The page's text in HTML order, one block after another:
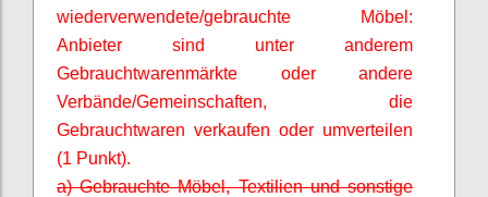
wiederverwendete/gebrauchte Möbel:
Anbieter sind unter anderem
Gebrauchtwarenmärkte oder andere
Verbände/Gemeinschaften, die
Gebrauchtwaren verkaufen oder umverteilen
(1 Punkt).
a) Gebrauchte Möbel, Textilien und sonstige